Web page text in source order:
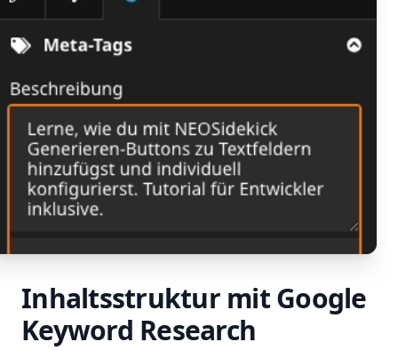
Inhaltsstruktur mit Google
Keyword Research